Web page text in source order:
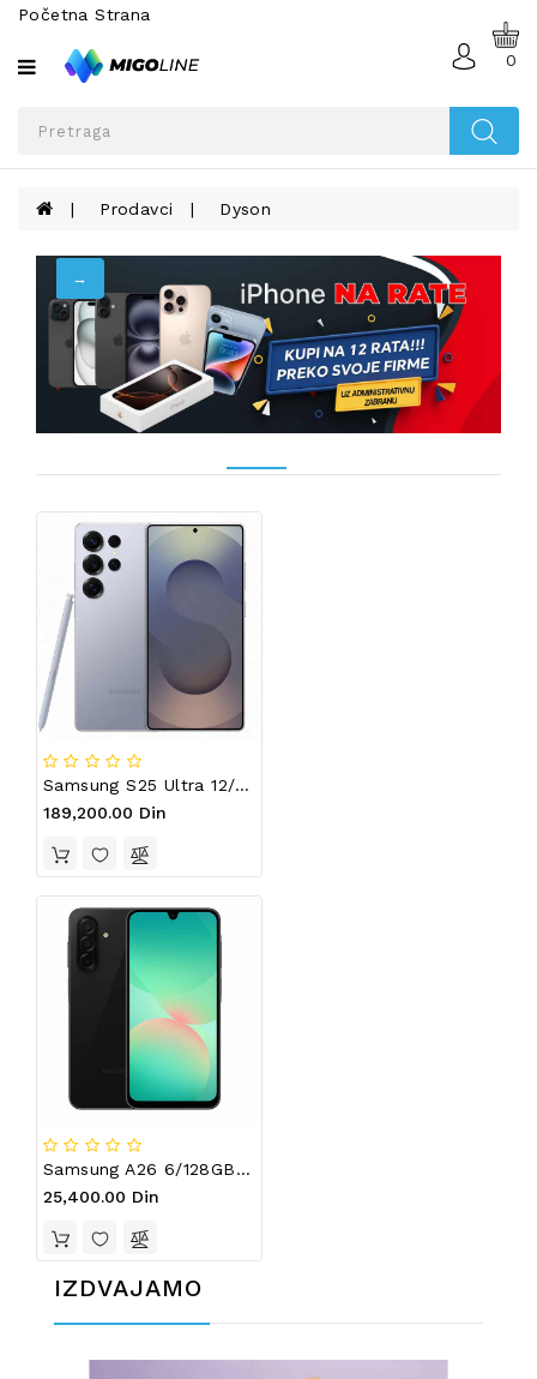
Početna Strana
Sve
kategorije
MOBILNI
I
AKCIJI
SMART
WATCH
OPREMA
DEVIA
OPREMA
XO
PRATEĆA
OPREMA
ZA
MOBILNE
TELEFONE
0
Prodavci Dyson
Samsung S25 Ultra 12/512GB Titanium Silver Blue
189,200.00 Din
Samsung A26 6/128GB Black
25,400.00 Din
IZDVAJAMO